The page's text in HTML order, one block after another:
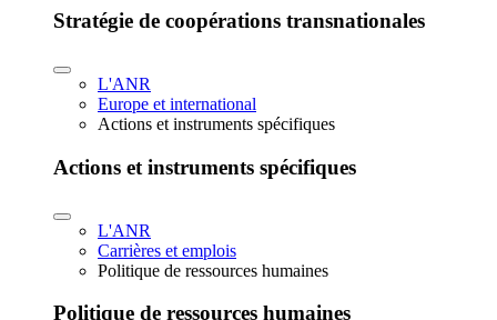
Stratégie de coopérations transnationales
L'ANR
Europe et international
Actions et instruments spécifiques
Actions et instruments spécifiques
L'ANR
Carrières et emplois
Politique de ressources humaines
Politique de ressources humaines